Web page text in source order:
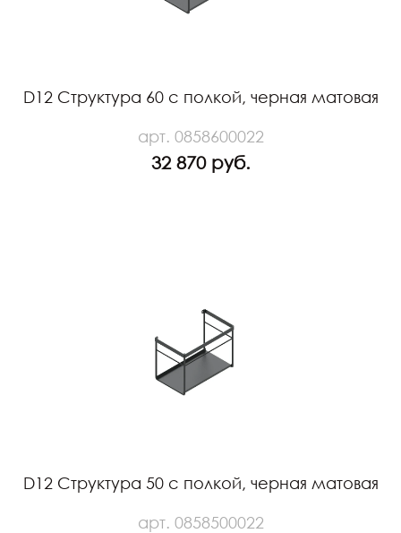
D12 Структура 60 с полкой, черная матовая
арт. 0858600022
32 870 руб.
D12 Структура 50 с полкой, черная матовая
арт. 0858500022